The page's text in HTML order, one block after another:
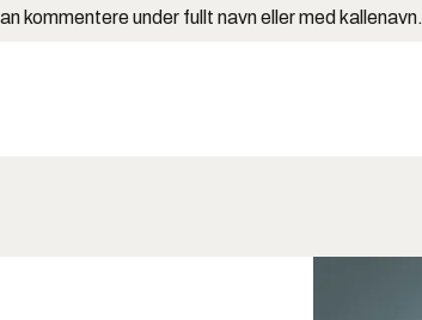
kommentere under fullt navn eller med kallenavn.